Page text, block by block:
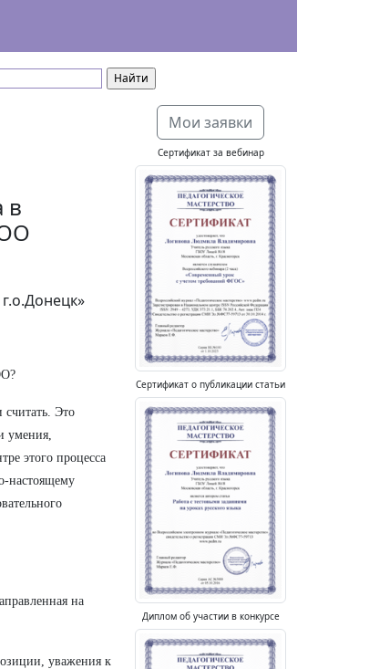
в
считать. Это
умения,
этого процесса
настоящему
на
уважения к
Мои заявки
Сертификат за вебинар
Сертификат о публикации статьи
Диплом об участии в конкурсе